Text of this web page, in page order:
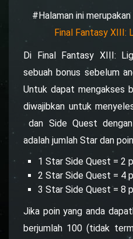
#Halaman ini
Final Fantasy XIII:
Di Final Fantasy XIII:
sebuah bonus sebelum
Untuk dapat mengakses
diwajibkan untuk
dan Side Quest
adalah jumlah Star dan
1 Star Side Quest = 2
2 Star Side Quest = 4
3 Star Side Quest = 8
Jika poin yang anda
berjumlah 100 (tidak